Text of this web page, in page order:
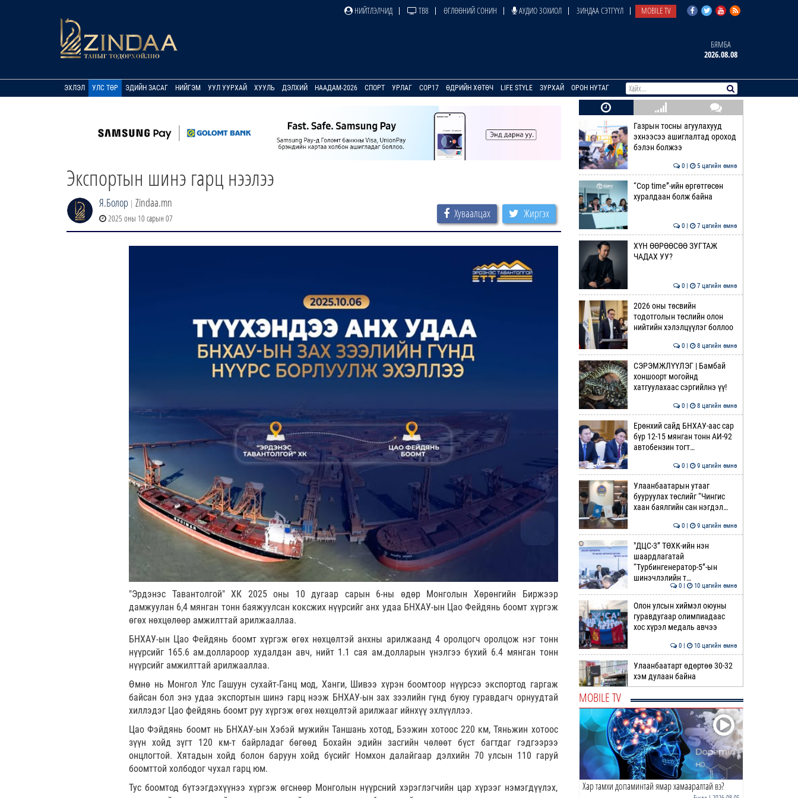
НИЙТЛЭЛЧИД ТВ8 ӨГЛӨӨНИЙ СОНИН АУДИО ЗОХИОЛ ЗИНДАА СЭТГҮҮЛ MOBILE TV
БЯМБА
2026.08.08
ЭХЛЭЛ УЛС ТӨР ЭДИЙН ЗАСАГ НИЙГЭМ УУЛ УУРХАЙ ХУУЛЬ ДЭЛХИЙ НААДАМ-2026 СПОРТ УРЛАГ COP17 ӨДРИЙН ХӨТӨЧ LIFE STYLE ЗУРХАЙ ОРОН НУТАГ
Экспортын шинэ гарц нээлээ
Я.Болор | Zindaa.mn
2025 оны 10 сарын 07 Хуваалцах Жиргэх
"Эрдэнэс Тавантолгой" ХК 2025 оны 10 дугаар сарын 6-ны өдөр Монголын Хөрөнгийн Биржээр
дамжуулан 6,4 мянган тонн баяжуулсан коксжих нүүрсийг анх удаа БНХАУ-ын Цао Фейдянь боомт хүргэж
өгөх нөхцөлөөр амжилттай арилжааллаа.
БНХАУ-ын Цао Фейдянь боомт хүргэж өгөх нөхцөлтэй анхны арилжаанд 4 оролцогч оролцож нэг тонн
нүүрсийг 165.6 ам.доллароор худалдан авч, нийт 1.1 сая ам.долларын үнэлгээ бүхий 6.4 мянган тонн
нүүрсийг амжилттай арилжааллаа.
Өмнө нь Монгол Улс Гашуун сухайт-Ганц мод, Ханги, Шивээ хүрэн боомтоор нүүрсээ экспортод гаргаж
байсан бол энэ удаа экспортын шинэ гарц нээж БНХАУ-ын зах зээлийн гүнд буюу гуравдагч орнуудтай
хиллэдэг Цао фейдянь боомт руу хүргэж өгөх нөхцөлтэй арилжааг ийнхүү эхлүүллээ.
Цао Фэйдянь боомт нь БНХАУ-ын Хэбэй мужийн Таншань хотод, Бээжин хотоос 220 км, Тяньжин хотоос
зүүн хойд зүгт 120 км-т байрладаг бөгөөд Бохайн эдийн засгийн чөлөөт бүст багтдаг гэдгээрээ
онцлогтой. Хятадын хойд болон баруун хойд бүсийг Номхон далайгаар дэлхийн 70 улсын 110 гаруй
боомттой холбодог чухал гарц юм.
Тус боомтод бүтээгдэхүүнээ хүргэж өгснөөр Монголын нүүрсний хэрэглэгчийн цар хүрээг нэмэгдүүлэх,
Газрын тосны агуулахууд
эхнээсээ ашиглалтад ороход
бэлэн болжээ
0 | 5 цагийн өмнө
“Cop time”-ийн өргөтгөсөн
хуралдаан болж байна
0 | 7 цагийн өмнө
ХҮН ӨӨРӨӨСӨӨ ЗУГТАЖ
ЧАДАХ УУ?
0 | 7 цагийн өмнө
2026 оны төсвийн
тодотголын төслийн олон
нийтийн хэлэлцүүлэг боллоо
0 | 8 цагийн өмнө
СЭРЭМЖЛҮҮЛЭГ | Бамбай
хоншоорт могойнд
хатгуулахаас сэргийлнэ үү!
0 | 8 цагийн өмнө
Ерөнхий сайд БНХАУ-аас сар
бүр 12-15 мянган тонн АИ-92
автобензин тогт…
0 | 9 цагийн өмнө
Улаанбаатарын утааг
бууруулах төслийг “Чингис
хаан баялгийн сан нэгдэл…
0 | 9 цагийн өмнө
"ДЦС-3” ТӨХК-ийн нэн
шаардлагатай
“Турбингенератор-5”-ын
шинэчлэлийн т…
0 | 10 цагийн өмнө
Олон улсын хиймэл оюуны
гуравдугаар олимпиадаас
хос хүрэл медаль авчээ
0 | 10 цагийн өмнө
Улаанбаатарт өдөртөө 30-32
хэм дулаан байна
ДОРНЫН ЗУРХАЙ | Морь,
нохой жилтнээ аливаа үйлийг
хийхэд эерэг сайн
0 | 11 цагийн өмнө
ӨГЛӨӨНИЙ МЭНД!
MOBILE TV
Хар тамхи допаминтай ямар хамааралтай вэ?